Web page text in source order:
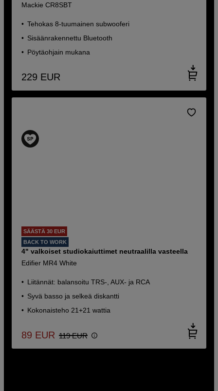
Mackie CR8SBT
Tehokas 8-tuumainen subwooferi
Sisäänrakennettu Bluetooth
Pöytäohjain mukana
229 EUR
SÄÄSTÄ 30 EUR
BACK TO WORK
4" valkoiset studiokaiuttimet neutraalilla vasteella
Edifier MR4 White
Liitännät: balansoitu TRS-, AUX- ja RCA
Syvä basso ja selkeä diskantti
Kokonaisteho 21+21 wattia
89 EUR 119 EUR